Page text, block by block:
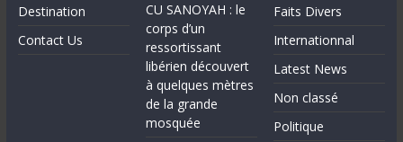
Destination
Contact Us
CU SANOYAH : le
corps d’un
ressortissant
libérien découvert
à quelques mètres
de la grande
mosquée
Faits Divers
Internationnal
Latest News
Non classé
Politique